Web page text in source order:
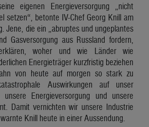
eigenen Energieversorgung „nicht
setzen“, betonte IV-Chef Georg Knill am
Jene, die ein „abruptes und ungeplantes
Gasversorgung aus Russland fordern,
woher und wie Länder wie
Energieträger kurzfristig beziehen
von heute auf morgen so stark zu
Auswirkungen auf unser
unsere Energieversorgung und unsere
Damit vernichten wir unsere Industrie
Knill heute in einer Aussendung.